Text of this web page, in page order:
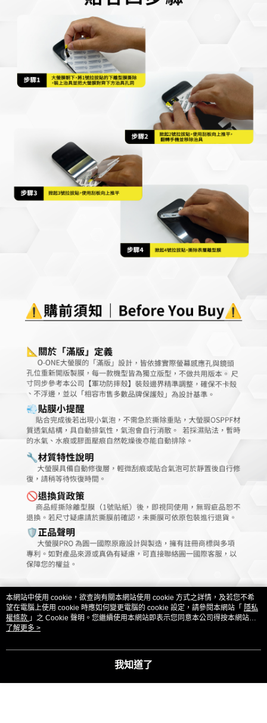
本網站中使用 cookie，欲查詢有關本網站使用 cookie 方式之詳情，及若您不希
望在電腦上使用 cookie 時應如何變更電腦的 cookie 設定，請參閱本網站「 隱私
權條款 」之 Cookie 聲明。您繼續使用本網站即表示您同意本公司得按本網站使
用條款之 Cookie 聲明使用 cookie。
了解更多 >
我知道了